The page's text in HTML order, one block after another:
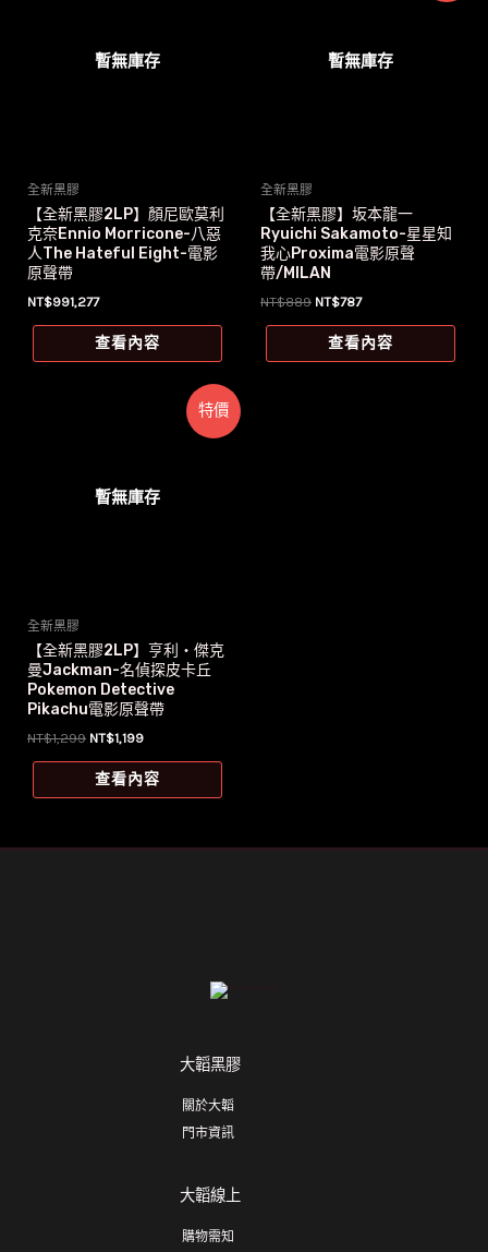
暫無庫存
全新黑膠
【全新黑膠2LP】顏尼歐莫利
克奈Ennio Morricone-八惡
人The Hateful Eight-電影
原聲帶
NT$991,277
查看內容
暫無庫存
全新黑膠
【全新黑膠】坂本龍一
Ryuichi Sakamoto-星星知
我心Proxima電影原聲
帶/MILAN
NT$889 原
格：
NT$787目
價
格：
查看內容
特價
暫無庫存
全新黑膠
【全新黑膠2LP】亨利‧傑克
曼Jackman-名偵探皮卡丘
Pokemon Detective
Pikachu電影原聲帶
NT$1,299 原
價
格：
NT$1,199目
價
格：
查看內容
大韜黑膠
關於大韜
門市資訊
大韜線上
購物需知